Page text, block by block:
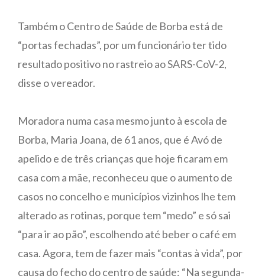
Também o Centro de Saúde de Borba está de
“portas fechadas”, por um funcionário ter tido
resultado positivo no rastreio ao SARS-CoV-2,
disse o vereador.
Moradora numa casa mesmo junto à escola de
Borba, Maria Joana, de 61 anos, que é Avó de
apelido e de três crianças que hoje ficaram em
casa com a mãe, reconheceu que o aumento de
casos no concelho e municípios vizinhos lhe tem
alterado as rotinas, porque tem “medo” e só sai
“para ir ao pão”, escolhendo até beber o café em
casa. Agora, tem de fazer mais “contas à vida”, por
causa do fecho do centro de saúde: “Na segunda-